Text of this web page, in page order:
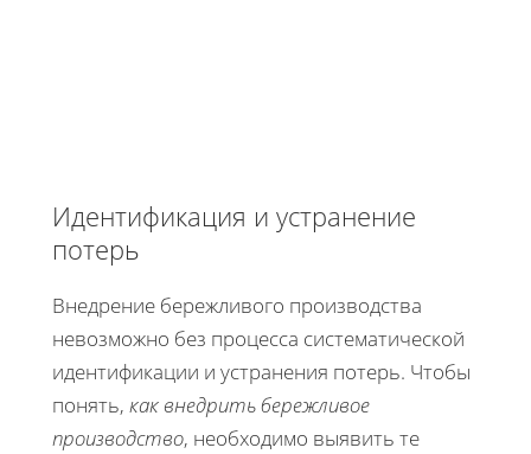
Идентификация и устранение
потерь
Внедрение бережливого производства
невозможно без процесса систематической
идентификации и устранения потерь. Чтобы
понять, как внедрить бережливое
производство, необходимо выявить те